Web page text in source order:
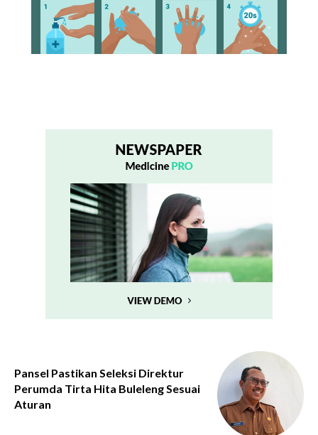
Pansel Pastikan Seleksi Direktur
Perumda Tirta Hita Buleleng Sesuai
Aturan